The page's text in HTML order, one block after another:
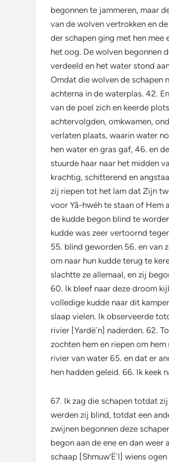
begonnen te jammeren, maar
van de wolven vertrokken en
der schapen ging met hen mee
het oog. De wolven begonnen
verdeeld en het water stond
Omdat die wolven de schapen
achterna in de waterplas. 42.
van de poel zich en keerde
achtervolgden, omkwamen,
verlaten plaats, waarin water
hen water en gras gaf, 46. en
stuurde haar naar het midden
krachtig, schitterend en
zij riepen tot het lam dat Zijn
voor Yâ-hwéh te staan of Hem
de kudde begon blind te
kudde was zeer vertoornd
55. blind geworden 56. en van
om naar hun kudde terug te
slachtte ze allemaal, en zij
60. Ik bleef naar deze droom
volledige kudde naar dit
slaap vielen. Ik observeerde
rivier [Yardë´n] naderden. 62.
zochten hem en riepen om
rivier van water 65. en dat er
hen hadden geleid. 66. Ik keek
67. Ik zag die schapen totdat
werden zij blind, totdat een
zwijnen begonnen deze
begon aan de ene en dan
schaap [Shmuw’Ë´l] wiens